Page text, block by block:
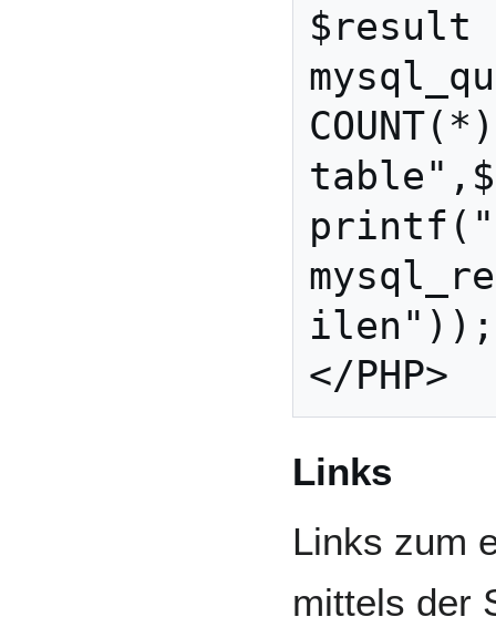
$result
ilen"));
Links
Links zum
mittels der